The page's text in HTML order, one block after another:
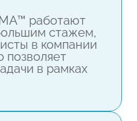
работают
стажем,
в компании
позволяет
в рамках